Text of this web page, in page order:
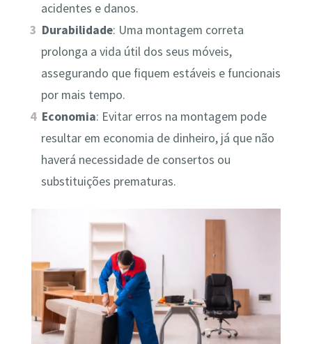
acidentes e danos.
Durabilidade: Uma montagem correta
prolonga a vida útil dos seus móveis,
assegurando que fiquem estáveis e funcionais
por mais tempo.
Economia: Evitar erros na montagem pode
resultar em economia de dinheiro, já que não
haverá necessidade de consertos ou
substituições prematuras.